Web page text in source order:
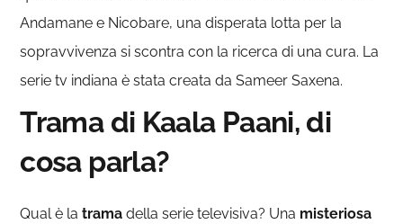
Andamane e Nicobare, una disperata lotta per la
sopravvivenza si scontra con la ricerca di una cura. La
serie tv indiana è stata creata da Sameer Saxena.
Trama di Kaala Paani, di
cosa parla?
Qual è latrama della serie televisiva? Una misteriosa